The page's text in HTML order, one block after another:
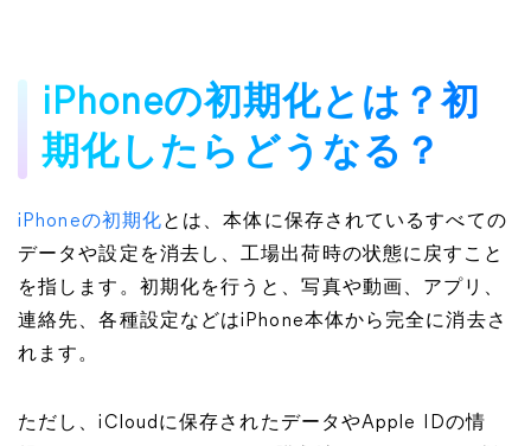
iPhoneの初期化とは？初
期化したらどうなる？
iPhoneの初期化とは、本体に保存されているすべての
データや設定を消去し、工場出荷時の状態に戻すこと
を指します。初期化を行うと、写真や動画、アプリ、
連絡先、各種設定などはiPhone本体から完全に消去さ
れます。
ただし、iCloudに保存されたデータやApple IDの情